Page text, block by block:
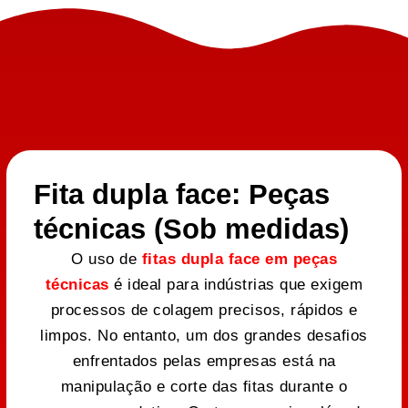
Fita dupla face: Peças
técnicas (Sob medidas)
O uso de fitas dupla face em peças
técnicas é ideal para indústrias que exigem
processos de colagem precisos, rápidos e
limpos. No entanto, um dos grandes desafios
enfrentados pelas empresas está na
manipulação e corte das fitas durante o